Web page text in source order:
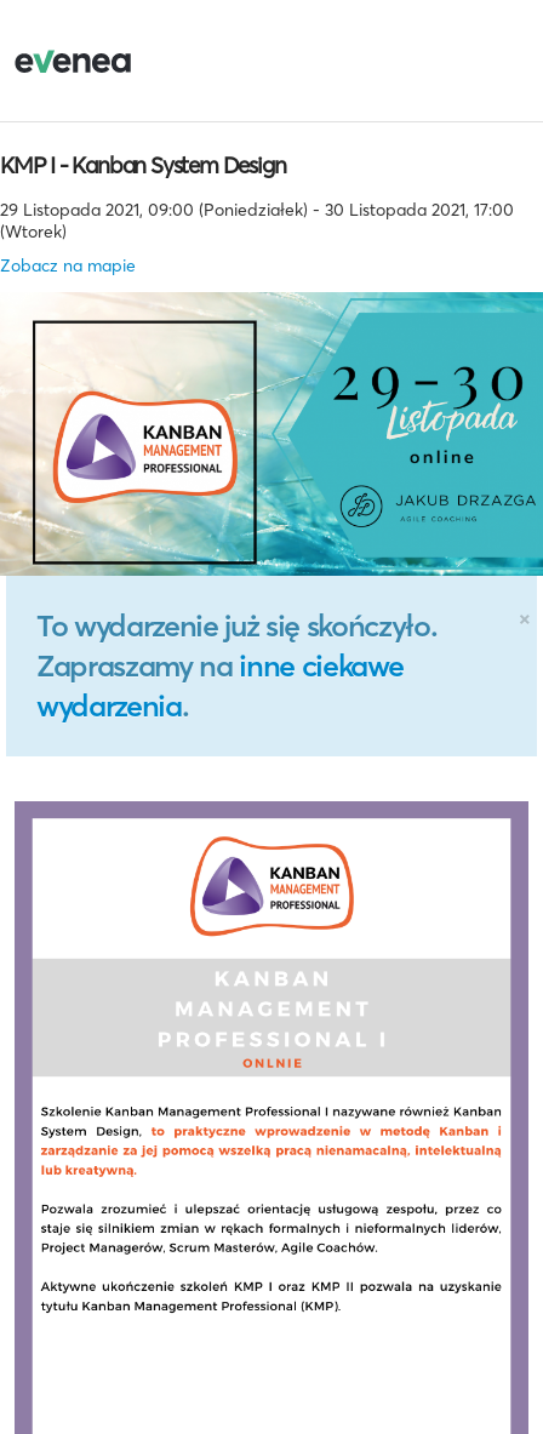
KMP I - Kanban System Design
29 Listopada 2021, 09:00 (Poniedziałek) - 30 Listopada 2021, 17:00
(Wtorek)
Zobacz na mapie
×
To wydarzenie już się skończyło.
Zapraszamy na inne ciekawe
wydarzenia.